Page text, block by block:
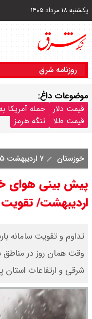
یکشنبه ۱۸ مرداد ۱۴۰۵
روزنامه شرق
موضوعات داغ:
قیمت دلار حمله آمریکا
قیمت طلا
تنگه هرمز
خوزستان ۷ اردیبهشت ۱۴۰۵
اردیبهشت/ تقویت
تداوم و تقویت سامانه
وقت همان روز در
شرقی و ارتفاعات